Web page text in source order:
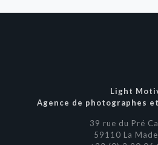
Light
Agence de photographes
39 rue du Pré
59110 La